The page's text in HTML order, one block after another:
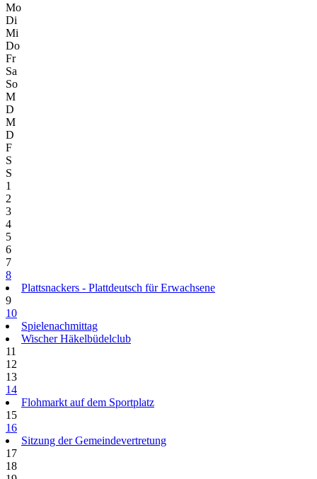
Mo
Di
Mi
Do
Fr
Sa
So
M
D
M
D
F
S
S
1
2
3
4
5
6
7
8
Plattsnackers - Plattdeutsch für Erwachsene
9
10
Spielenachmittag
Wischer Häkelbüdelclub
11
12
13
14
Flohmarkt auf dem Sportplatz
15
16
Sitzung der Gemeindevertretung
17
18